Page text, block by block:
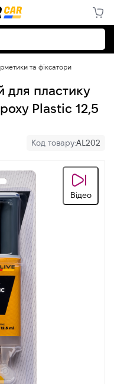
та фіксатори
для пластику
Plastic 12,5
Код товару:AL202
Відео